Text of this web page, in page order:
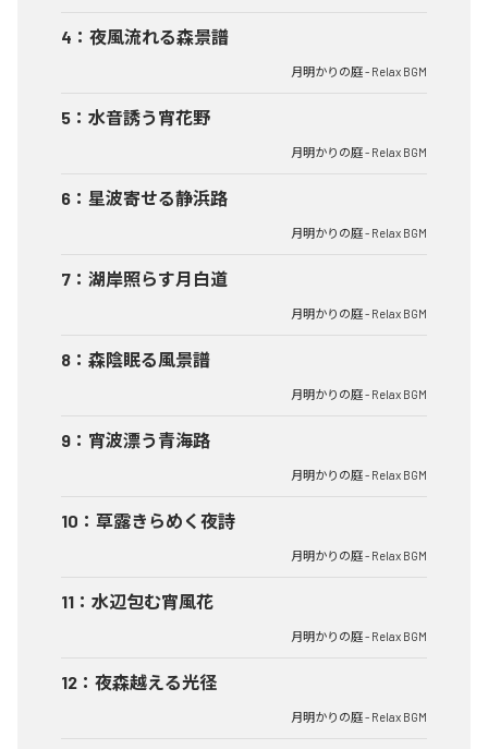
4 ： 夜風流れる森景譜
月明かりの庭 - Relax BGM
5 ： 水音誘う宵花野
月明かりの庭 - Relax BGM
6 ： 星波寄せる静浜路
月明かりの庭 - Relax BGM
7 ： 湖岸照らす月白道
月明かりの庭 - Relax BGM
8 ： 森陰眠る風景譜
月明かりの庭 - Relax BGM
9 ： 宵波漂う青海路
月明かりの庭 - Relax BGM
10 ： 草露きらめく夜詩
月明かりの庭 - Relax BGM
11 ： 水辺包む宵風花
月明かりの庭 - Relax BGM
12 ： 夜森越える光径
月明かりの庭 - Relax BGM